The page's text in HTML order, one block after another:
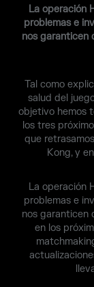
La operación
problemas e
nos garanticen
Tal como
salud del
objetivo hemos
los tres
que
Kong, y
La operación
problemas e
nos garanticen
en los